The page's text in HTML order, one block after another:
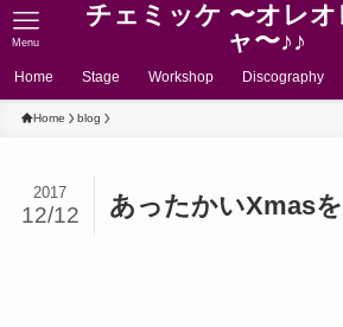
チェミッケ 〜オレ
ャ〜♪♪
Menu
Home Stage Workshop Discography
Home blog
あったかいXmas
2017
12/12